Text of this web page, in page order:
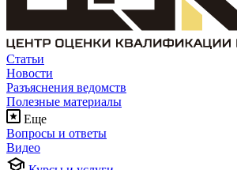
Статьи
Новости
Разъяснения ведомств
Полезные материалы
Еще
Вопросы и ответы
Видео